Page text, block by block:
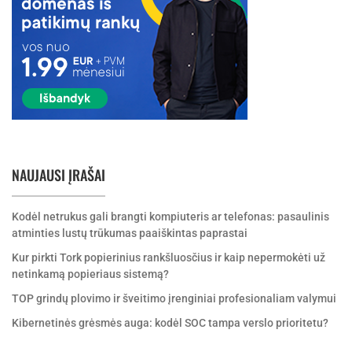
NAUJAUSI ĮRAŠAI
Kodėl netrukus gali brangti kompiuteris ar telefonas: pasaulinis
atminties lustų trūkumas paaiškintas paprastai
Kur pirkti Tork popierinius rankšluosčius ir kaip nepermokėti už
netinkamą popieriaus sistemą?
TOP grindų plovimo ir šveitimo įrenginiai profesionaliam valymui
Kibernetinės grėsmės auga: kodėl SOC tampa verslo prioritetu?